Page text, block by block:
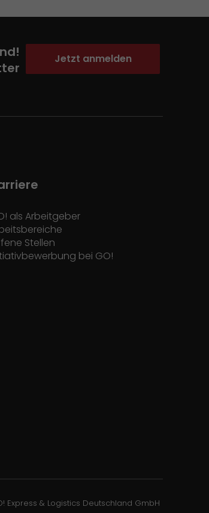
Jetzt anmelden
als Arbeitgeber
Stellen
bei GO!
Express & Logistics Deutschland GmbH